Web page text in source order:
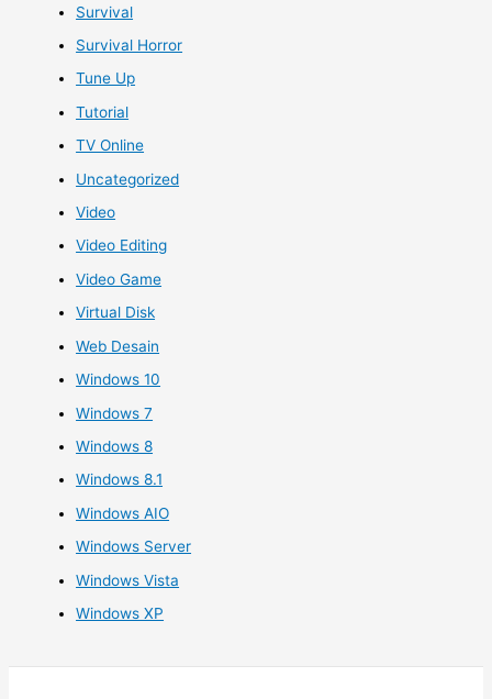
Survival
Survival Horror
Tune Up
Tutorial
TV Online
Uncategorized
Video
Video Editing
Video Game
Virtual Disk
Web Desain
Windows 10
Windows 7
Windows 8
Windows 8.1
Windows AIO
Windows Server
Windows Vista
Windows XP